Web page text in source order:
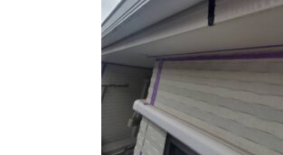
株
式
会
社
壁
塗
装
専
門
社